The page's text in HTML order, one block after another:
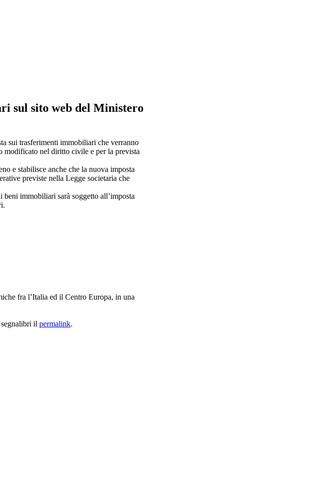
sul sito web del Ministero
sui trasferimenti immobiliari che verranno
modificato nel diritto civile e per la prevista
e stabilisce anche che la nuova imposta
previste nella Legge societaria che
immobiliari sarà soggetto all’imposta
fra l’Italia ed il Centro Europa, in una
il permalink.